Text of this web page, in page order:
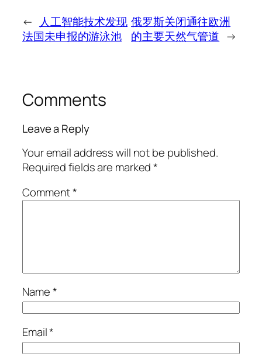
←
人工智能技术发现
法国未申报的游泳池
俄罗斯关闭通往欧洲
的主要天然气管道 →
Comments
Leave a Reply
Your email address will not be published.
Required fields are marked*
Comment*
Name*
Email*